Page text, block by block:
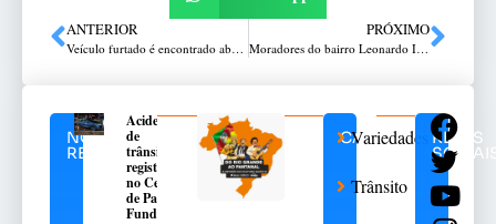
ANTERIOR
Veículo furtado é encontrado abandonado na Lucas Araújo
PRÓXIMO
Moradores do bairro Leonardo Ilha realizam manifestação em frente à prefeitura
NOTÍCIAS
RELACIONADAS
Acidente
de
trânsito
registrado
no Centro
de Passo
Fundo
CATEGORIAS
Variedades
Trânsito
REDES